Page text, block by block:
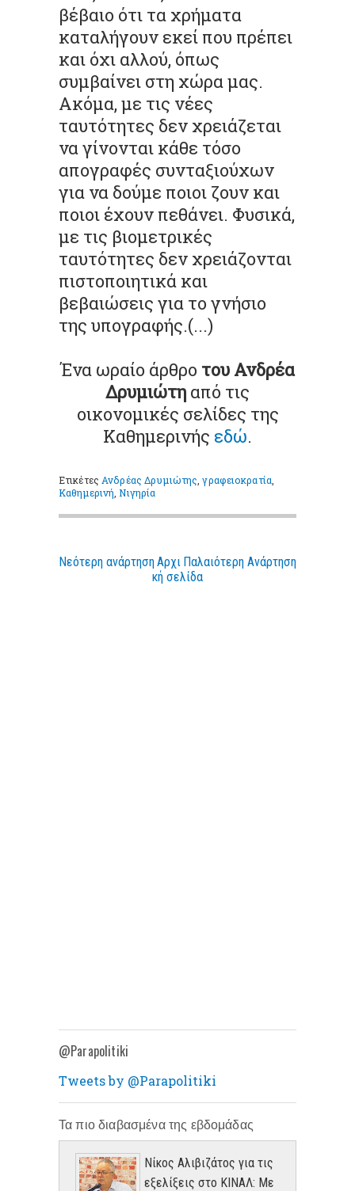
βέβαιο ότι τα χρήματα
καταλήγουν εκεί που πρέπει
και όχι αλλού, όπως
συμβαίνει στη χώρα μας.
Ακόμα, με τις νέες
ταυτότητες δεν χρειάζεται
να γίνονται κάθε τόσο
απογραφές συνταξιούχων
για να δούμε ποιοι ζουν και
ποιοι έχουν πεθάνει. Φυσικά,
με τις βιομετρικές
ταυτότητες δεν χρειάζονται
πιστοποιητικά και
βεβαιώσεις για το γνήσιο
της υπογραφής.(...)
Ένα ωραίο άρθρο του Ανδρέα
Δρυμιώτη από τις
οικονομικές σελίδες της
Καθημερινής εδώ.
Ετικέτες Ανδρέας Δρυμιώτης ,γραφειοκρατία
Καθημερινή ,Νιγηρία
Νεότερη ανάρτηση Παλαιότερη Ανάρτηση
Αρχι
κή σελίδα
@Parapolitiki
Tweets by @Parapolitiki
Τα πιο διαβασμένα της εβδομάδας
Νίκος Αλιβιζάτος για τις
εξελίξεις στο ΚΙΝΑΛ: Με